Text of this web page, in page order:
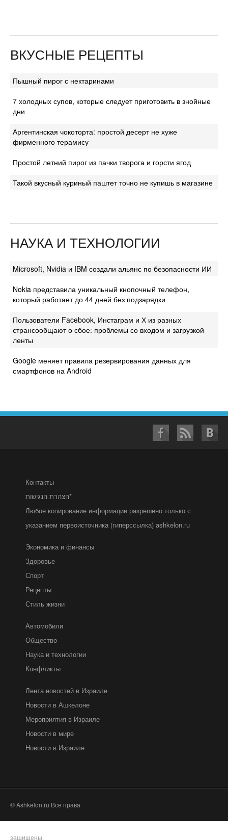
ВКУСНЫЕ РЕЦЕПТЫ
Пышный пирог с нектаринами
7 холодных супов, которые следует приготовить в знойные
дни
Аргентинская чокоторта: простой десерт не хуже
фирменного терамису
Простой летний пирог из пачки творога и горсти ягод
Такой вкусный куриный паштет точно не купишь в магазине
НАУКА И ТЕХНОЛОГИИ
Microsoft, Nvidia и IBM создали альянс по безопасности ИИ
Nokia представила уникальный кнопочный телефон,
который работает до 44 дней без подзарядки
Пользователи Facebook, Инстаграм и Х из разных
странсообщают о сбое: проблемы со входом и загрузкой
ленты
Google меняет правила резервирования данных для
смартфонов на Android
Контакты
הצהרת הנגישות*
Любое копирование информации разрешено только с
указанием первоисточника (гиперссылка) ashkelon.ru
Экономика и финансы
Здоровье
Спорт
Рецепты
Стиль жизни
Автомобили
Общество
Наука и технологии
Конфликты
Лента новостей в Израиле
Новости в Ашкелоне
Мероприятия в Израиле
Новости в мире
Новости в Израиле
© Ashkelon.ru Все права
защищены.